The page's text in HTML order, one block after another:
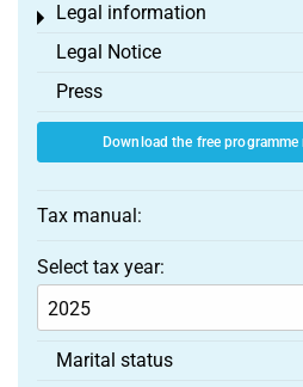
Legal information
Toggle menu
Legal Notice
Press
Download the free
Tax manual:
Select tax year:
Marital status